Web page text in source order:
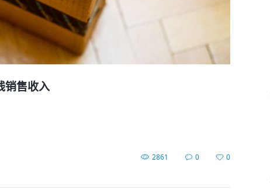
销售收入
2861 0 0